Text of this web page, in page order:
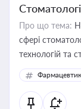
Про що тема:
сфері